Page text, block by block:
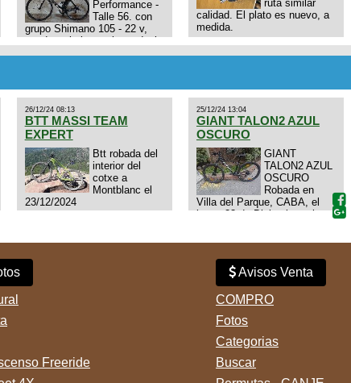
Performance -
Talle 56. con
grupo Shimano 105 - 22 v,
cuadro: triatlon carbono dual
ruta similar
calidad. El plato es nuevo, a
medida.
26/12/24 08:13
BTT MASSI TEAM
EXPERT
Btt robada del
interior del
cotxe a
Montblanc el
23/12/2024
25/12/24 13:04
GIANT TALON2 AZUL
OSCURO
GIANT
TALON2 AZUL
OSCURO
Robada en
Villa del Parque, CABA, el
lunes 23 de Diciembre a las
Freeride
Avisos Venta
COMPRO
Fotos
Categorias
Buscar